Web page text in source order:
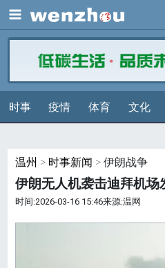
展开
时事 疫情 体育 文化
温州 > 时事新闻 > 伊朗战争
伊朗无人机袭击迪拜机
时间:2026-03-16 15:46来源:温网